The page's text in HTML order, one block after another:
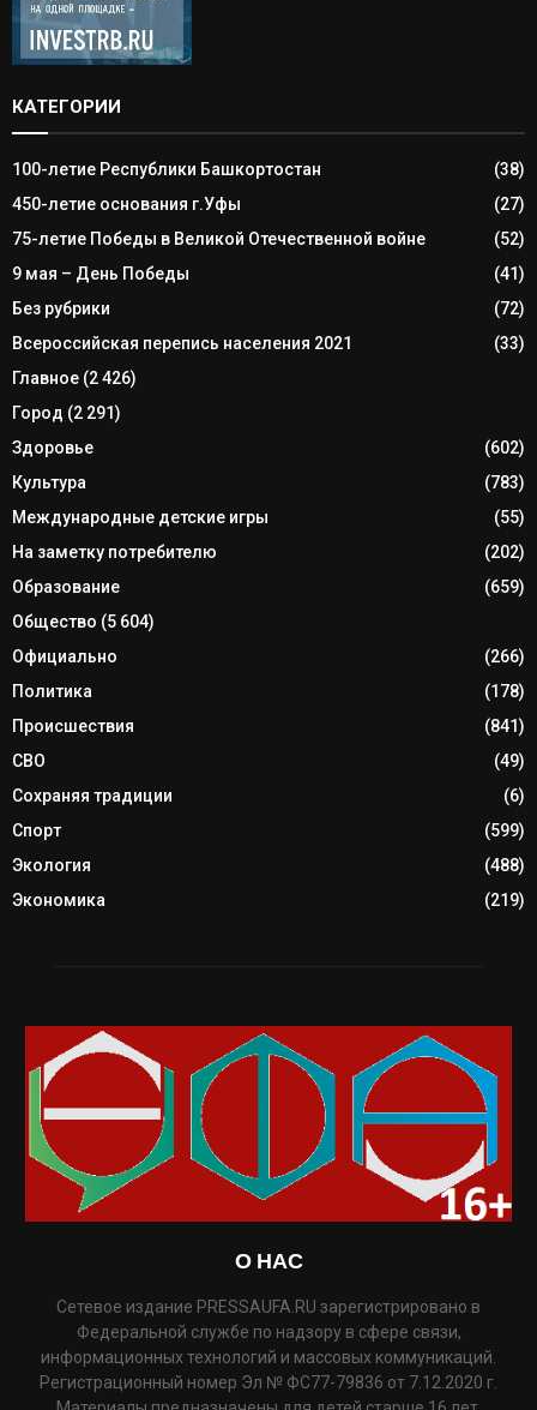
КАТЕГОРИИ
100-летие Республики Башкортостан
(38)
450-летие основания г.Уфы
(27)
75-летие Победы в Великой Отечественной войне
(52)
9 мая – День Победы
(41)
Без рубрики
(72)
Всероссийская перепись населения 2021
(33)
Главное (2 426)
Город (2 291)
Здоровье
(602)
Культура
(783)
Международные детские игры
(55)
На заметку потребителю
(202)
Образование
(659)
Общество (5 604)
Официально
(266)
Политика
(178)
Происшествия
(841)
СВО
(49)
Сохраняя традиции
(6)
Спорт
(599)
Экология
(488)
Экономика
(219)
О НАС
Сетевое издание PRESSAUFA.RU зарегистрировано в
Федеральной службе по надзору в сфере связи,
информационных технологий и массовых коммуникаций.
Регистрационный номер Эл № ФС77-79836 от 7.12.2020 г.